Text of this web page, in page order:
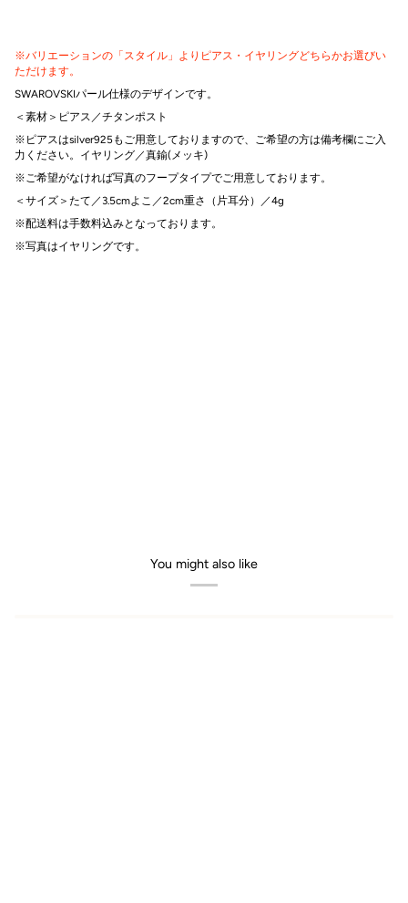
※バリエーションの「スタイル」よりピアス・イヤリングどちらかお選びい
ただけます。
SWAROVSKIパール仕様のデザインです。
＜素材＞ ピアス／チタンポスト
※ピアスはsilver925も ご用意しておりますので 、ご希望の方は備考欄にご入
力ください。 イヤリング／真鍮(メッキ)
※ご希望がなければ写真のフープタイプでご用意しております。
＜サイズ＞ たて／3.5cmよこ／2cm重さ（片耳分）／4g
※配送料は手数料込みとなっております。
※写真はイヤリングです。
You might also like